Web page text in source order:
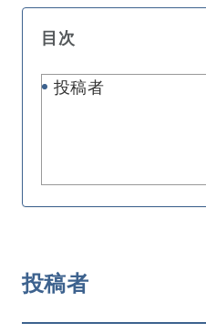
目次
投稿者
投稿者